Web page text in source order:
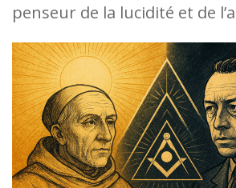
penseur de la lucidité et de